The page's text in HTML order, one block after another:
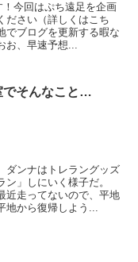
今回はぷち遠足を企画
ださい（詳しくはこち
でブログを更新する暇な
お、早速予想...
でそんなこと…
ンナはトレラングッズ
」しにいく様子だ。
走ってないので、平地
から復帰しよう...